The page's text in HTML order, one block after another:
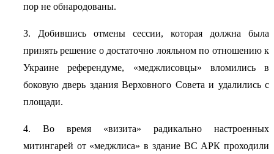
пор не обнародованы.
3. Добившись отмены сессии, которая должна была
принять решение о достаточно лояльном по отношению к
Украине референдуме, «меджлисовцы» вломились в
боковую дверь здания Верховного Совета и удалились с
площади.
4. Во время «визита» радикально настроенных
митингарей от «меджлиса» в здание ВС АРК проходили